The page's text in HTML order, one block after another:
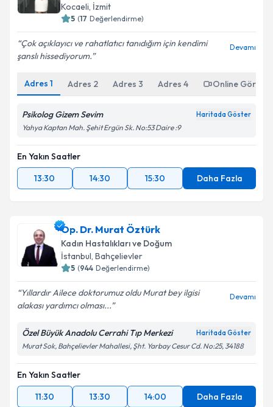
Kocaeli, İzmit
5 (17 Değerlendirme)
Çok açıklayıcı ve rahatlatıcı tanıdığım için kendimi
şanslı hissediyorum.
Devamı
Adres 1 Adres 2 Adres 3 Adres 4 Online
Psikolog Gizem Sevim Haritada Göster
Yahya Kaptan Mah. Şehit Ergün Sk. No:53 Daire :9
En Yakın Saatler
13:30
14:30 15:30 Daha Fazla
Op. Dr. Murat Öztürk
Kadın Hastalıkları ve Doğum
İstanbul, Bahçelievler
5 (944 Değerlendirme)
Yıllardır Ailece doktorumuz oldu Murat bey ilgisi
alakası yardımcı olması...
Devamı
Özel Büyük Anadolu Cerrahi Tıp Merkezi Haritada Göster
Murat Sok, Bahçelievler Mahallesi, Şht. Yarbay Cesur Cd. No:25, 34188
En Yakın Saatler
11:30
13:30 14:00 Daha Fazla